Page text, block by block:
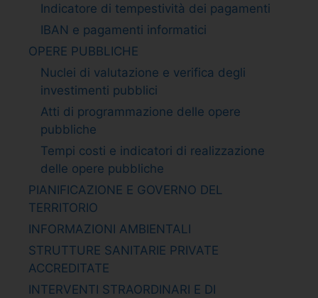
Indicatore di tempestività dei pagamenti
IBAN e pagamenti informatici
OPERE PUBBLICHE
Nuclei di valutazione e verifica degli
investimenti pubblici
Atti di programmazione delle opere
pubbliche
Tempi costi e indicatori di realizzazione
delle opere pubbliche
PIANIFICAZIONE E GOVERNO DEL
TERRITORIO
INFORMAZIONI AMBIENTALI
STRUTTURE SANITARIE PRIVATE
ACCREDITATE
INTERVENTI STRAORDINARI E DI